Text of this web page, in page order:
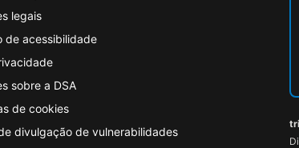
legais
de acessibilidade
sobre a DSA
de cookies
divulgação de vulnerabilidades